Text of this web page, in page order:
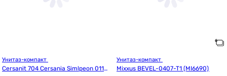
Cersanit 704 Cersania Simlpeon 011
Mixxus BEVEL-0407-T1 (MI6690)